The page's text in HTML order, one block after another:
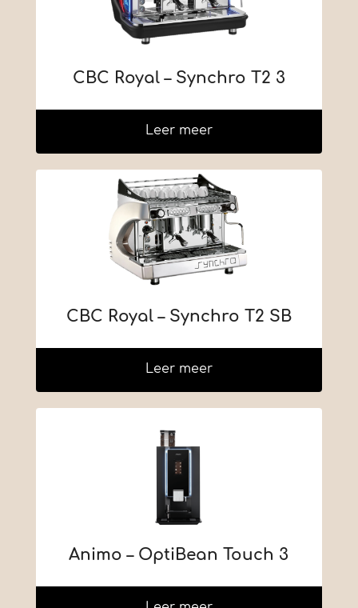
CBC Royal – Synchro T2 3
Leer meer
CBC Royal – Synchro T2 SB
Leer meer
Animo – OptiBean Touch 3